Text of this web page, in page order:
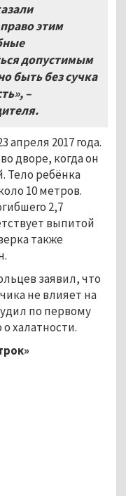
этим
допустимым
быть без сучка
–
2017 года.
дворе, когда он
Тело ребёнка
10 метров.
2,7
выпитой
также
заявил, что
не влияет на
по первому
халатности.